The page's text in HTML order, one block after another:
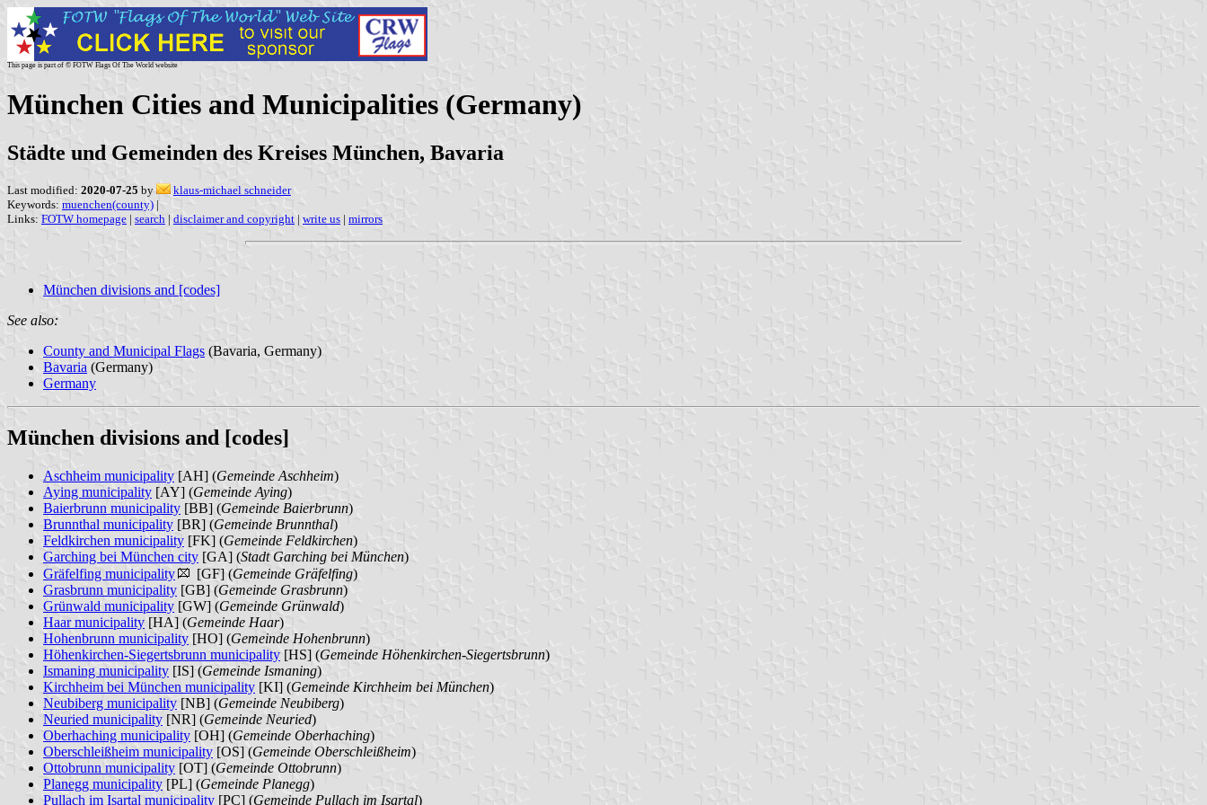
This page is part of © FOTW Flags Of The World website
München Cities and Municipalities (Germany)
Städte und Gemeinden des Kreises München, Bavaria
Last modified: 2020-07-25 by
klaus-michael schneider
Keywords: muenchen(county) |
Links: FOTW homepage | search | disclaimer and copyright | write us | mirrors
München divisions and [codes]
See also:
County and Municipal Flags (Bavaria, Germany)
Bavaria (Germany)
Germany
München divisions and [codes]
Aschheim municipality [AH] (Gemeinde Aschheim)
Aying municipality [AY] (Gemeinde Aying)
Baierbrunn municipality [BB] (Gemeinde Baierbrunn)
Brunnthal municipality [BR] (Gemeinde Brunnthal)
Feldkirchen municipality [FK] (Gemeinde Feldkirchen)
Garching bei München city [GA] (Stadt Garching bei München)
Gräfelfing municipality
[GF] (Gemeinde Gräfelfing)
Grasbrunn municipality [GB] (Gemeinde Grasbrunn)
Grünwald municipality [GW] (Gemeinde Grünwald)
Haar municipality [HA] (Gemeinde Haar)
Hohenbrunn municipality [HO] (Gemeinde Hohenbrunn)
Höhenkirchen-Siegertsbrunn municipality [HS] (Gemeinde Höhenkirchen-Siegertsbrunn)
Ismaning municipality [IS] (Gemeinde Ismaning)
Kirchheim bei München municipality [KI] (Gemeinde Kirchheim bei München)
Neubiberg municipality [NB] (Gemeinde Neubiberg)
Neuried municipality [NR] (Gemeinde Neuried)
Oberhaching municipality [OH] (Gemeinde Oberhaching)
Oberschleißheim municipality [OS] (Gemeinde Oberschleißheim)
Ottobrunn municipality [OT] (Gemeinde Ottobrunn)
Planegg municipality [PL] (Gemeinde Planegg)
Pullach im Isartal municipality [PC] (Gemeinde Pullach im Isartal)